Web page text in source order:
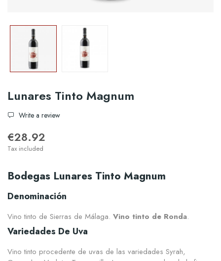
Lunares Tinto Magnum
Write a review
€28.92
Tax included
Bodegas Lunares Tinto Magnum
Denominación
Vino tinto de Sierras de Málaga. Vino tinto de Ronda.
Variedades De Uva
Vino tinto procedente de uvas de las variedades Syrah,